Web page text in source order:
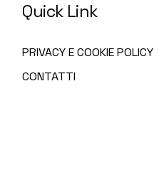
Quick Link
PRIVACY E COOKIE POLICY
CONTATTI